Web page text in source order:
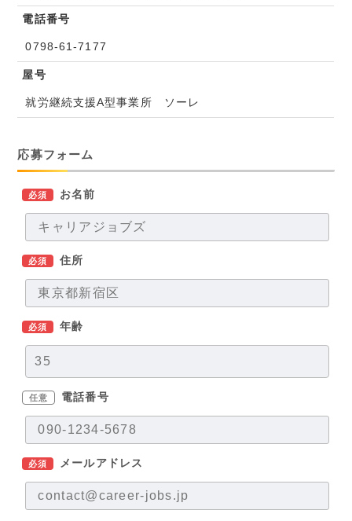
電話番号
0798-61-7177
屋号
就労継続支援A型事業所 ソーレ
応募フォーム
必須 お名前
必須 住所
必須 年齢
任意 電話番号
必須 メールアドレス